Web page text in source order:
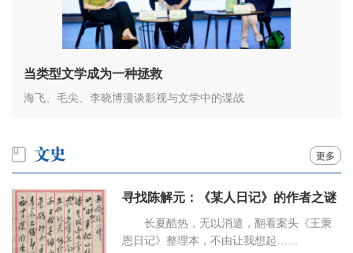
当类型文学成为一种拯救
海飞、毛尖、李晓博漫谈影视与文学中的谍战
更多
寻找陈解元：《某人日记》的作者之谜
长夏酷热，无以消遣，翻看案头《王秉
恩日记》整理本，不由让我想起……